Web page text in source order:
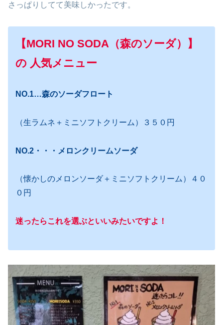
さっぱりしてて美味しかったです。
【MORI NO SODA（森のソーダ）】
の 人気メニュー
NO.1…森のソーダフロート
（生ラムネ＋ミニソフトクリーム）３５０円
NO.2・・・メロンクリームソーダ
（懐かしのメロンソーダ＋ミニソフトクリーム）４０
０円
迷ったらこれを選ぶといいみたいですよ！